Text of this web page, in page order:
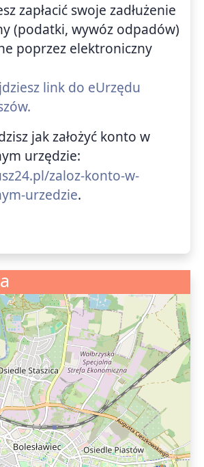
zapłacić swoje zadłużenie
(podatki, wywóz odpadów)
poprzez elektroniczny
link do eUrzędu
jak założyć konto w
urzędzie:
zaloz-konto-w-
urzedzie.